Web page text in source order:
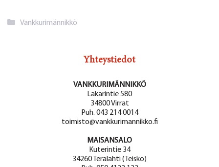
Kategoriat
Vankkurimännikkö
Yhteystiedot
VANKKURIMÄNNIKKÖ
Lakarintie 580
34800 Virrat
Puh. 043 214 0014
toimisto@vankkurimannikko.fi
MAISANSALO
Kuterintie 34
34260 Terälahti (Teisko)